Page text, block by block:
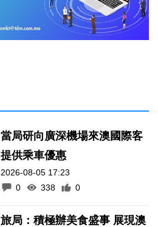
當局研向廣深機場來澳國際客
提供乘車優惠
2026-08-05 17:23
0
338 0
旅局：積極辦美食盛事 展現澳